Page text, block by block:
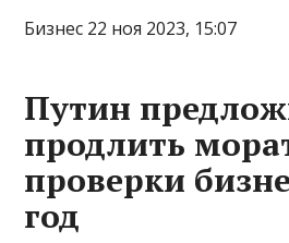
Бизнес 22 ноя 2023, 15:07
Путин
продлить
проверки
год